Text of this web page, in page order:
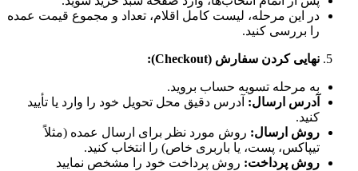
در این مرحله، لیست کامل اقلام، تعداد و مجموع قیمت عمده
را بررسی کنید.
نهایی کردن سفارش (Checkout):
به مرحله تسویه حساب بروید.
آدرس ارسال: آدرس دقیق محل تحویل خود را وارد یا تأیید
کنید.
روش ارسال: روش مورد نظر برای ارسال عمده (مثلاً
تیپاکس، پست، یا باربری خاص) را انتخاب کنید.
روش پرداخت: روش پرداخت خود را مشخص نمایید